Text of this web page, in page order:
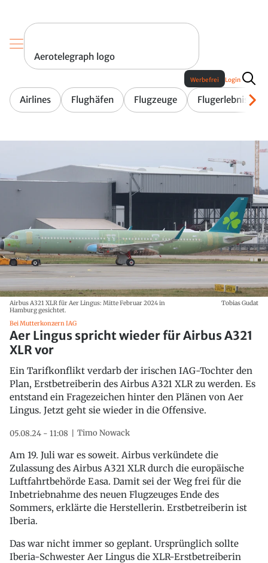
Aerotelegraph logo
Airlines Flughäfen Flugzeuge Flugerlebnis
Werbefrei Login
Airbus A321 XLR für Aer Lingus: Mitte Februar 2024 in
Hamburg gesichtet.
Tobias Gudat
Bei Mutterkonzern IAG
Aer Lingus spricht wieder für Airbus A321
XLR vor
Ein Tarifkonflikt verdarb der irischen IAG-Tochter den
Plan, Erstbetreiberin des Airbus A321 XLR zu werden. Es
entstand ein Fragezeichen hinter den Plänen von Aer
Lingus. Jetzt geht sie wieder in die Offensive.
05.08.24 - 11:08 Timo Nowack
Am 19. Juli war es soweit. Airbus verkündete die
Zulassung des Airbus A321 XLR durch die europäische
Luftfahrtbehörde Easa. Damit sei der Weg frei für die
Inbetriebnahme des neuen Flugzeuges Ende des
Sommers, erklärte die Herstellerin. Erstbetreiberin ist
Iberia.
Das war nicht immer so geplant. Ursprünglich sollte
Iberia-Schwester Aer Lingus die XLR-Erstbetreiberin